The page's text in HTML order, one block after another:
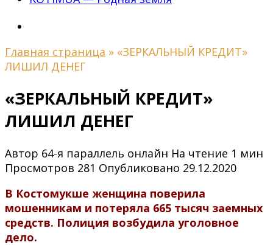
Главная страница » «ЗЕРКАЛЬНЫЙ КРЕДИТ»
ЛИШИЛ ДЕНЕГ
«ЗЕРКАЛЬНЫЙ КРЕДИТ»
ЛИШИЛ ДЕНЕГ
Автор 64-я параллель онлайн На чтение 1 мин
Просмотров 281 Опубликовано 29.12.2020
В Костомукше женщина поверила
мошенникам и потеряла 665 тысяч заемных
средств. Полиция возбудила уголовное
дело.